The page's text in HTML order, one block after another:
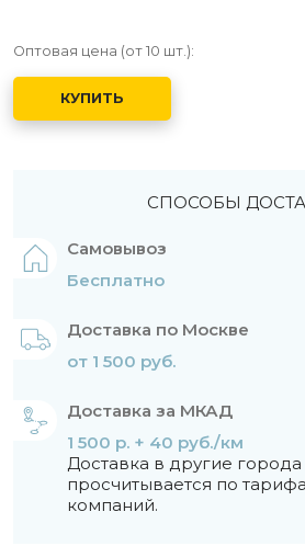
Оптовая цена (от 10 шт.):
КУПИТЬ
СПОСОБЫ
Самовывоз
Бесплатно
Доставка по Москве
от 1 500 руб.
Доставка за МКАД
1 500 р. + 40 руб./км
Доставка в другие
просчитывается по
компаний.